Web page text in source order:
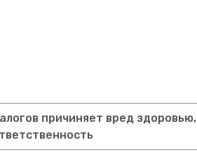
причиняет вред здоровью,